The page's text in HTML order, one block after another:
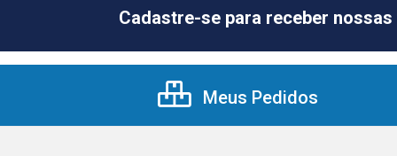
Cadastre-se para receber
Meus Pedidos